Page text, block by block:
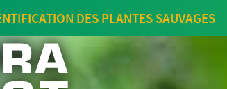
DES PLANTES SAUVAGES